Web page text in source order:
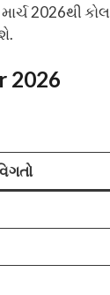
2026થી
2026